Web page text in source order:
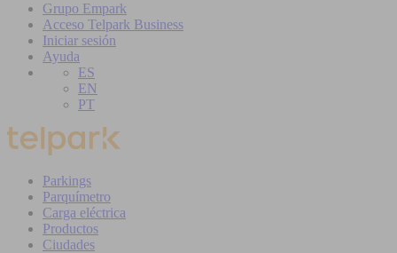
Grupo Empark
Acceso Telpark Business
Iniciar sesión
Ayuda
ES
EN
PT
Parkings
Parquímetro
Carga eléctrica
Productos
Ciudades